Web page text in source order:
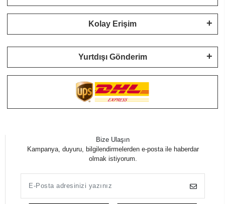
Kolay Erişim
Yurtdışı Gönderim
Bize Ulaşın
Kampanya, duyuru, bilgilendirmelerden e-posta ile haberdar
olmak istiyorum.